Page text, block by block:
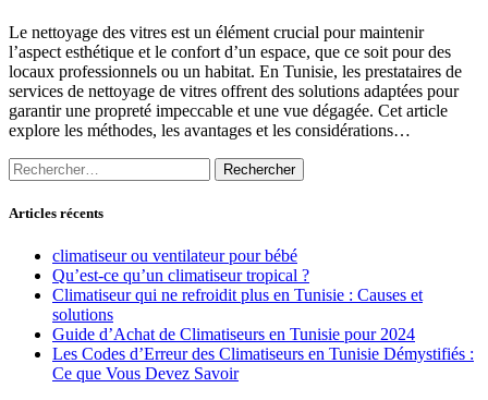
Le nettoyage des vitres est un élément crucial pour maintenir
l’aspect esthétique et le confort d’un espace, que ce soit pour des
locaux professionnels ou un habitat. En Tunisie, les prestataires de
services de nettoyage de vitres offrent des solutions adaptées pour
garantir une propreté impeccable et une vue dégagée. Cet article
explore les méthodes, les avantages et les considérations…
Rechercher :
Articles récents
climatiseur ou ventilateur pour bébé
Qu’est-ce qu’un climatiseur tropical ?
Climatiseur qui ne refroidit plus en Tunisie : Causes et
solutions
Guide d’Achat de Climatiseurs en Tunisie pour 2024
Les Codes d’Erreur des Climatiseurs en Tunisie Démystifiés :
Ce que Vous Devez Savoir